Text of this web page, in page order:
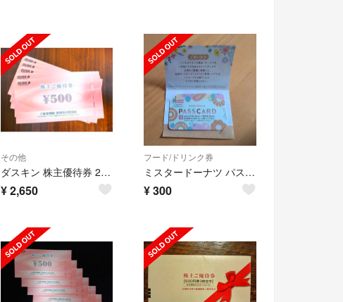
その他
ダスキン 株主優待券 2500円分
¥2,650
フード/ドリンク券
ミスタードーナツ パスカード1枚
¥300